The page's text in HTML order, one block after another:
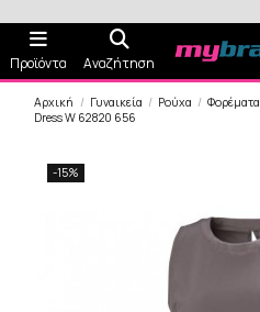
Προϊόντα Αναζήτηση
Αρχική Γυναικεία Ρούχα Φορέματα
Dress W 62820 656
-15%